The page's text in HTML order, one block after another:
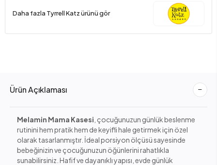
Daha fazla Tyrrell Katz ürünü gör
Ürün Açıklaması
Melamin Mama Kasesi , çocuğunuzun günlük beslenme
rutinini hem pratik hem de keyifli hale getirmek için özel
olarak tasarlanmıştır. İdeal porsiyon ölçüsü sayesinde
bebeğinizin ve çocuğunuzun öğünlerini rahatlıkla
sunabilirsiniz. Hafif ve dayanıklı yapısı, evde günlük